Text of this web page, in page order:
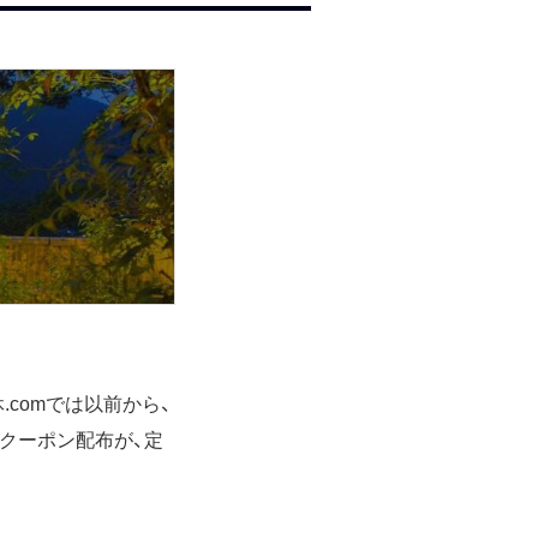
では以前から、
ーポン配布が、定